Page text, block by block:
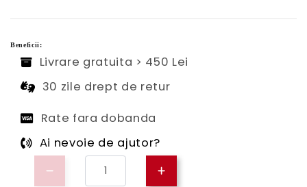
Beneficii:
Livrare gratuita > 450 Lei
30 zile drept de retur
Rate fara dobanda
Ai nevoie de ajutor?